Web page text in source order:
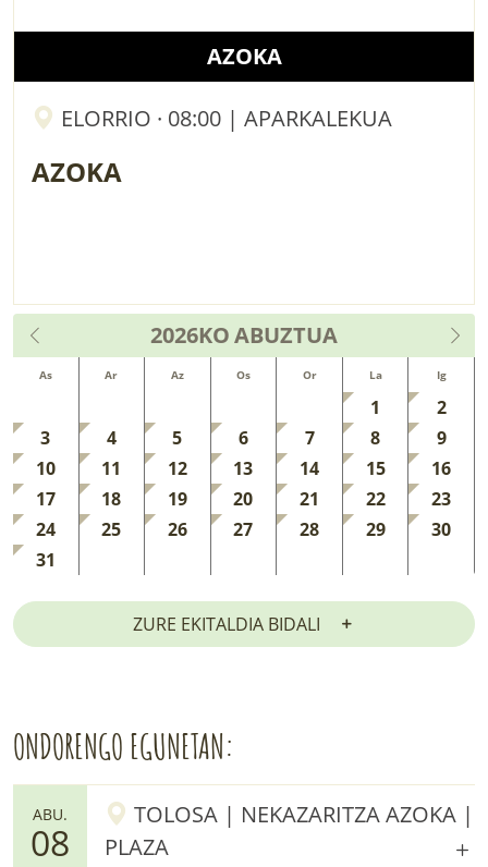
AZOKA
ELORRIO · 08:00 | APARKALEKUA
AZOKA
2026KOABUZTUA
As Ar Az Os Or La Ig
1
2
3
4 5 6 7 8
9
10
11 12 13 14 15
16
17
18 19 20 21 22
23
24
25 26 27 28 29
30
31
ZURE EKITALDIA BIDALI
ONDORENGO EGUNETAN:
ABU.
08
TOLOSA | NEKAZARITZA AZOKA |
PLAZA